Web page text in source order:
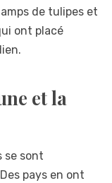
de tulipes et
ont placé
et la
se sont
pays en ont